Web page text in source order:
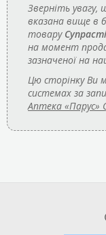
Зверніть увагу,
вказана вище в
товару
на момент
зазначеної на
Цю сторінку Ви
системах за
Аптека «Парус»